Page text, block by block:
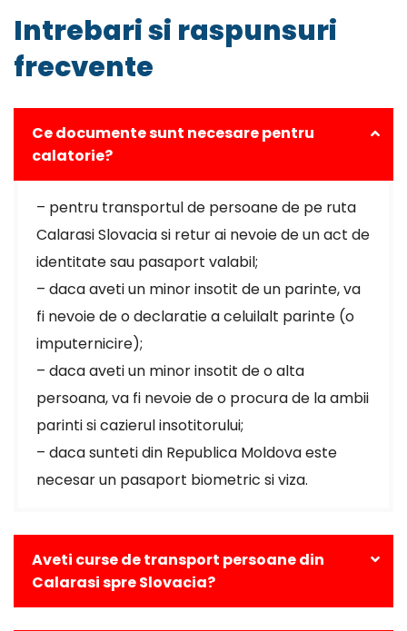
Intrebari si raspunsuri
frecvente
Ce documente sunt necesare pentru
calatorie?
– pentru transportul de persoane de pe ruta
Calarasi Slovacia si retur ai nevoie de un act de
identitate sau pasaport valabil;
– daca aveti un minor insotit de un parinte, va
fi nevoie de o declaratie a celuilalt parinte (o
imputernicire);
– daca aveti un minor insotit de o alta
persoana, va fi nevoie de o procura de la ambii
parinti si cazierul insotitorului;
– daca sunteti din Republica Moldova este
necesar un pasaport biometric si viza.
Aveti curse de transport persoane din
Calarasi spre Slovacia?